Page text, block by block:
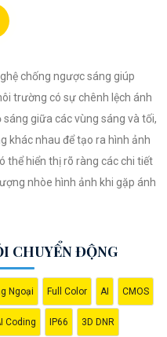
chống ngược sáng giúp
trường có sự chênh lệch ánh
giữa các vùng sáng và tối,
khác nhau để tạo ra hình ảnh
thể hiển thị rõ ràng các chi tiết
nhòe hình ảnh khi gặp ánh
CHUYỂN ĐỘNG
Ngoại Full Color AI CMOS
Coding IP66 3D DNR